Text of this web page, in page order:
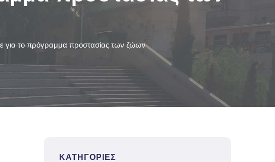
για το πρόγραμμα προστασίας των ζώων
ΚΑΤΗΓΟΡΊΕΣ